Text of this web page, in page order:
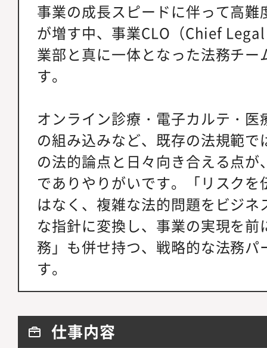
事業の成長スピードに伴って高
が増す中、事業CLO（Chief
業部と真に一体となった法務チ
す。
オンライン診療・電子カルテ・
の組み込みなど、既存の法規範
の法的論点と日々向き合える点
でありやりがいです。「リスク
はなく、複雑な法的問題をビジ
な指針に変換し、事業の実現を
務」も併せ持つ、戦略的な法務
す。
仕事内容